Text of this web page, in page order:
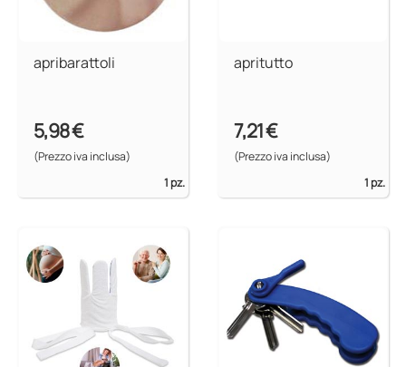
apribarattoli
5,98 €
(Prezzo iva inclusa)
1 pz.
apritutto
7,21 €
(Prezzo iva inclusa)
1 pz.